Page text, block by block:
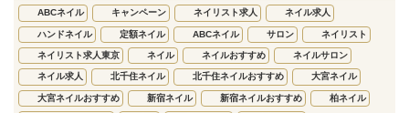
ABCネイル キャンペーン ネイリスト求人 ネイル求人
ハンドネイル 定額ネイル ABCネイル サロン ネイリスト
ネイリスト求人東京 ネイル ネイルおすすめ ネイルサロン
ネイル求人 北千住ネイル 北千住ネイルおすすめ 大宮ネイル
大宮ネイルおすすめ 新宿ネイル 新宿ネイルおすすめ 柏ネイル